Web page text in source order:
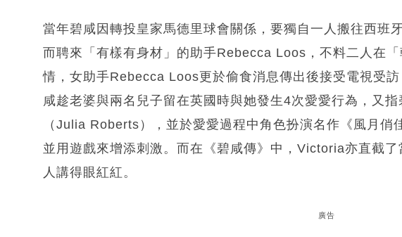
當年碧咸因轉投皇家馬德里球會關係，要獨自一人搬往西班
而聘來「有樣有身材」的助手Rebecca Loos，不料二人在
情，女助手Rebecca Loos更於偷食消息傳出後接受電視受
咸趁老婆與兩名兒子留在英國時與她發生4次愛愛行為，又
（Julia Roberts），並於愛愛過程中角色扮演名作《風月俏
並用遊戲來增添刺激。而在《碧咸傳》中，Victoria亦直截
人講得眼紅紅。
廣告